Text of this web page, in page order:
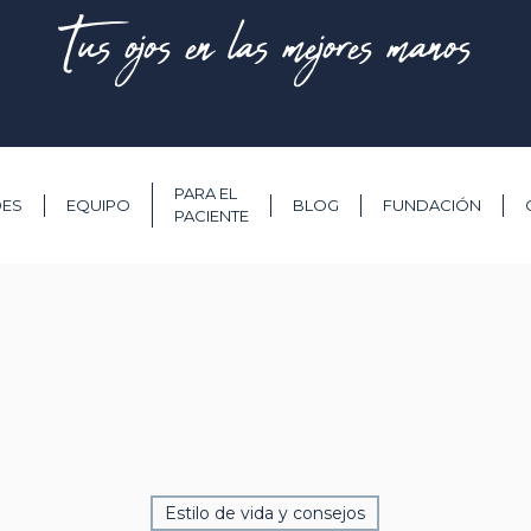
Tus ojos en las mejores manos
EQUIPO
PARA EL
PACIENTE
BLOG FUNDACIÓN
Estilo de vida y consejos